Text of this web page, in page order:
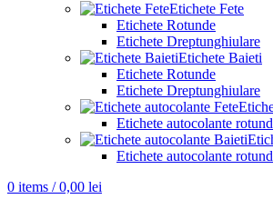
Etichete Fete
Etichete Rotunde
Etichete Dreptunghiulare
Etichete Baieti
Etichete Rotunde
Etichete Dreptunghiulare
Etichete autocolante
Etichete autocolante
0 items / 0,00 lei